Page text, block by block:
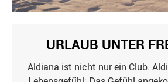
URLAUB UNTER
Aldiana ist nicht nur ein Club.